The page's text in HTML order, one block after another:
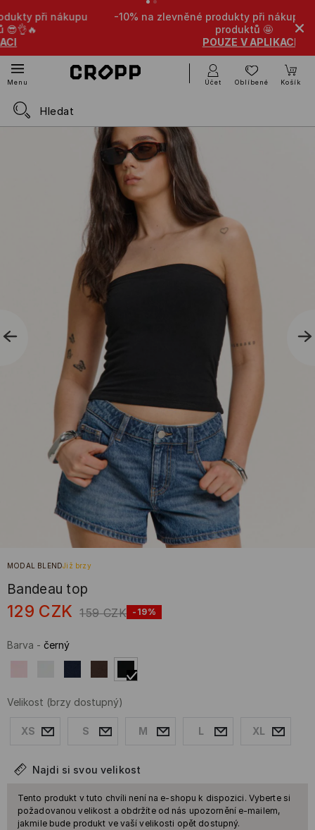
-10% na zlevněné produkty při nákupu libovolných 4
Menu Účet Oblíbené Košík
MODAL BLENDJiž brzy
Bandeau top
129 CZK 159 CZK -19%
Barva - černý
Velikost (brzy dostupný)
XS S M L XL
Najdi si svou velikost
Tento produkt v tuto chvíli není na e-shopu k dispozici. Vyberte si
požadovanou velikost a obdržíte od nás upozornění e-mailem,
jakmile bude produkt ve vaší velikosti opět dostupný.